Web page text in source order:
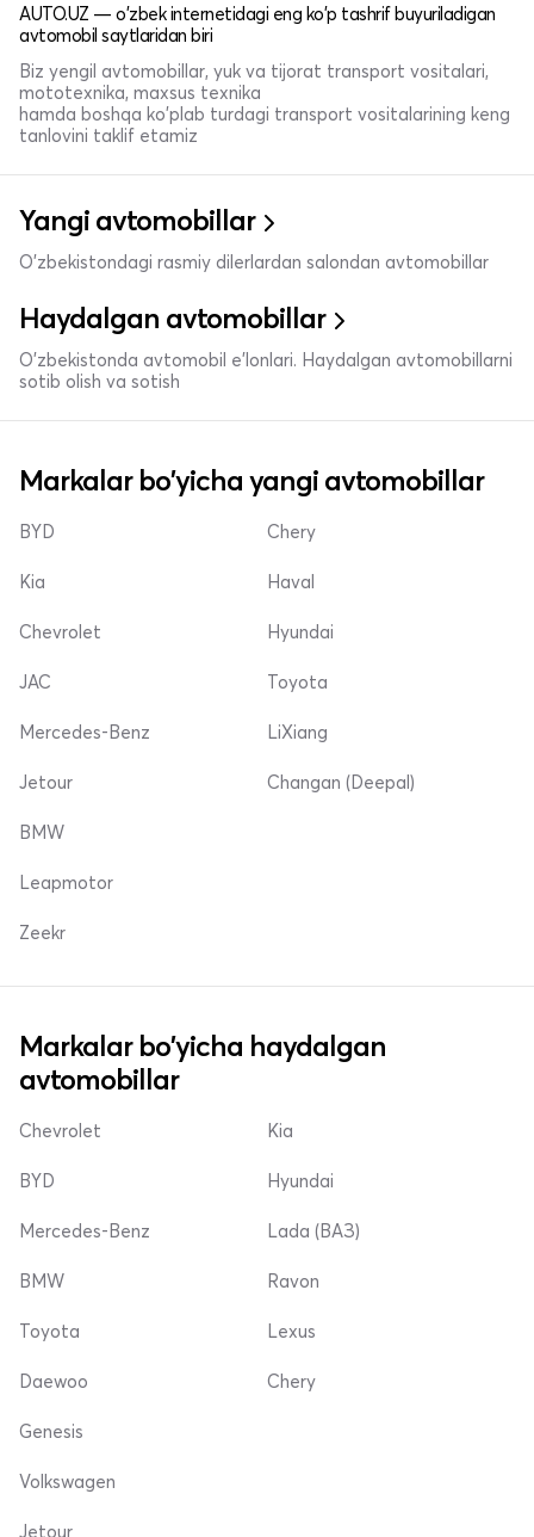
AUTO.UZ — o'zbek internetidagi eng ko'p tashrif buyuriladigan
avtomobil saytlaridan biri
Biz yengil avtomobillar, yuk va tijorat transport vositalari,
mototexnika, maxsus texnika
hamda boshqa ko'plab turdagi transport vositalarining keng
tanlovini taklif etamiz
Yangi avtomobillar
O'zbekistondagi rasmiy dilerlardan salondan avtomobillar
Haydalgan avtomobillar
O'zbekistonda avtomobil e’lonlari. Haydalgan avtomobillarni
sotib olish va sotish
Markalar bo'yicha yangi avtomobillar
BYD
Kia
Chevrolet
Chery
Haval
Hyundai
JAC
Mercedes-Benz
Jetour
Toyota
LiXiang
Changan (Deepal)
BMW
Leapmotor
Zeekr
Markalar bo'yicha haydalgan
avtomobillar
Chevrolet
BYD
Mercedes-Benz
Kia
Hyundai
Lada (ВАЗ)
BMW
Toyota
Daewoo
Ravon
Lexus
Chery
Genesis
Volkswagen
Jetour